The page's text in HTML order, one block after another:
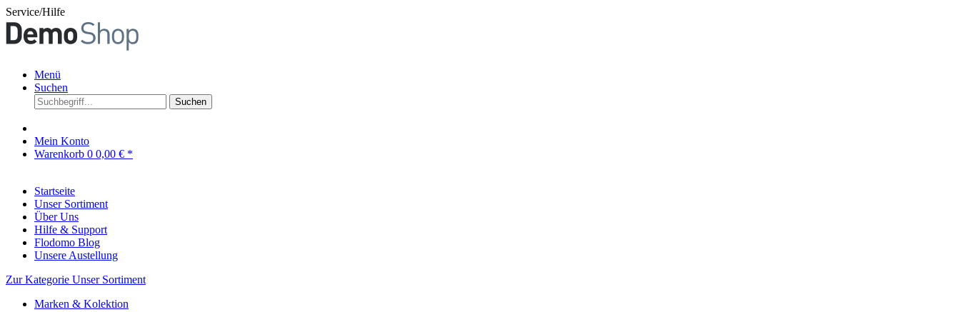
Service/Hilfe
Menü
Suchen
Suchen
Mein Konto
Warenkorb 0 0,00 € *
Startseite
Unser Sortiment
Über Uns
Hilfe & Support
Flodomo Blog
Unsere Austellung
Zur Kategorie Unser Sortiment
Marken & Kolektion